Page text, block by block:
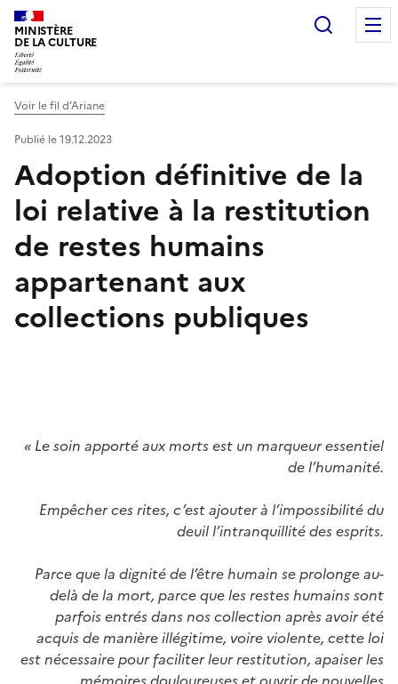
MINISTÈRE
DE LA CULTURE
Voir le fil d’Ariane
Adoption définitive de la
loi relative à la restitution
de restes humains
appartenant aux
collections publiques
Publié le 19.12.2023
« Le soin apporté aux morts est un marqueur essentiel
de l’humanité.
Empêcher ces rites, c’est ajouter à l’impossibilité du
deuil l’intranquillité des esprits.
Parce que la dignité de l’être humain se prolonge au-
delà de la mort, parce que les restes humains sont
parfois entrés dans nos collection après avoir été
acquis de manière illégitime, voire violente, cette loi
est nécessaire pour faciliter leur restitution, apaiser les